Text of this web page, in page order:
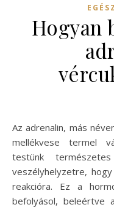
Hogyan
Az adrenalin, más néven epinefrin, egy hormon, amelyet a
mellékvese termel
testünk
veszélyhelyzetre,
reakcióra. Ez a
befolyásol, beleértve